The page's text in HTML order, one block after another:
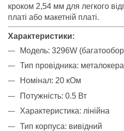
кроком 2,54 мм для легкого
платі або макетній платі.
Характеристики:
Модель: 3296W
Тип провідника:
Номінал: 20 кОм
Потужність: 0.5 Вт
Характеристика: лінійна
Тип корпуса: вивідний